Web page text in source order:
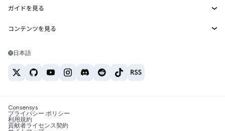
Snaps
Web3サービス
セキュリティ
サポート
キャリア
お問い合わせ
Solanaの価格
Tetherの価格
ETH→USD
USDT→INR
BTC→INR
ETH→USDT
ガイドを見る
ETHの購入
USDTの購入
SHIBの購入
BNBの購入
コンテンツを見る
Solanaウォレット
税制関連ニュース
暗号資産の購入方法は？
日本語
Consensys
プライバシー ポリシー
利用規約
貢献者ライセンス契約